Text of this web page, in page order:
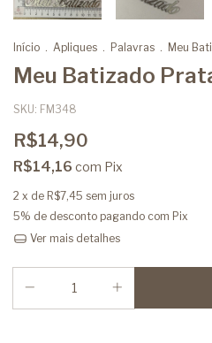
Início . Apliques . Palavras . Meu
Meu Batizado
SKU: FM348
R$14,90
R$14,16 com Pix
2 x de R$7,45 sem juros
5% de desconto pagando com Pix
Ver mais detalhes